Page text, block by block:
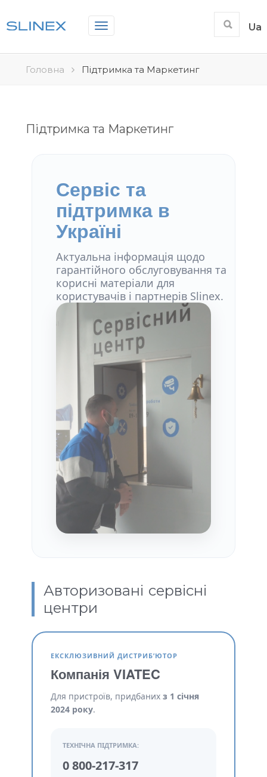
Toggle
navigation
Ua
Головна Підтримка та Маркетинг
Підтримка та Маркетинг
Сервіс та
підтримка в
Україні
Актуальна інформація щодо
гарантійного обслуговування та
корисні матеріали для
користувачів і партнерів Slinex.
Авторизовані сервісні
центри
ЕКСКЛЮЗИВНИЙ ДИСТРИБ’ЮТОР
Компанія VIATEC
Для пристроїв, придбаних з 1 січня
2024 року.
ТЕХНІЧНА ПІДТРИМКА:
0 800-217-317